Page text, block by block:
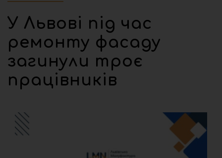
У Львові під час
ремонту фасаду
загинули троє
працівників